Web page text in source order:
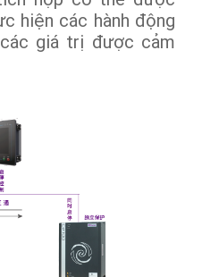
hiện các hành động
giá trị được cảm